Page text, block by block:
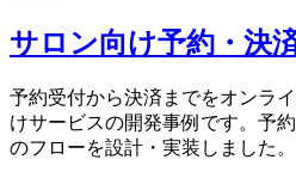
サロン向け予約・決
予約受付から決済までをオンラ
けサービスの開発事例です。予
のフローを設計・実装しました。